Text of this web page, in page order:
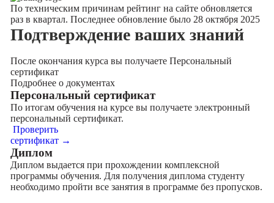
По техническим причинам рейтинг на сайте обновляется
раз в квартал. Последнее обновление было 28 октября 2025
Подтверждение ваших знаний
После окончания курса вы получаете Персональный
сертификат
Подробнее о документах
Персональный сертификат
По итогам обучения на курсе вы получаете электронный
персональный сертификат.
Проверить
сертификат →
Диплом
Диплом выдается при прохождении комплексной
программы обучения. Для получения диплома студенту
необходимо пройти все занятия в программе без пропусков.